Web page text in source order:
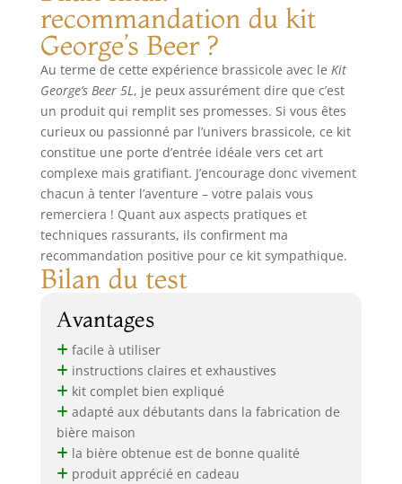
longue et riche qui
reflète l'évolution
de la bière, des
techniques
rudimentaires de
l'Antiquité aux
pratiques avancées
et diversifiées
d'aujourd'hui. La
production de malt
a continuellement
innové pour
répondre aux
besoins des
recommandation du kit
George’s Beer ?
Au terme de cette expérience brassicole avec le Kit
George’s Beer 5L, je peux assurément dire que c’est
un produit qui remplit ses promesses. Si vous êtes
curieux ou passionné par l’univers brassicole, ce kit
constitue une porte d’entrée idéale vers cet art
complexe mais gratifiant. J’encourage donc vivement
chacun à tenter l’aventure – votre palais vous
remerciera ! Quant aux aspects pratiques et
techniques rassurants, ils confirment ma
recommandation positive pour ce kit sympathique.
Bilan du test
Avantages
facile à utiliser
instructions claires et exhaustives
kit complet bien expliqué
adapté aux débutants dans la fabrication de
bière maison
la bière obtenue est de bonne qualité
produit apprécié en cadeau